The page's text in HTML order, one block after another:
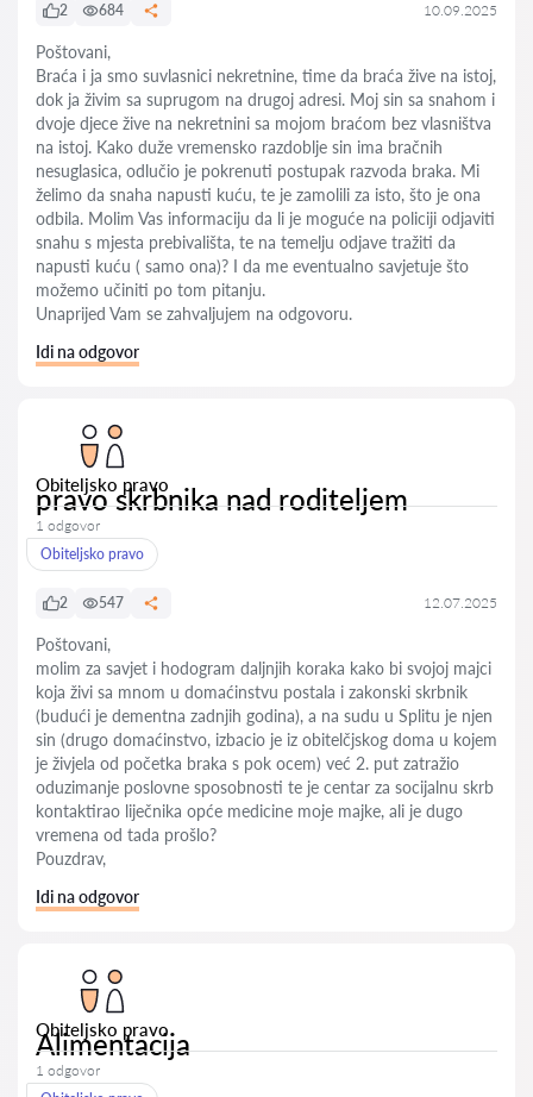
2 684 10.09.2025
Poštovani,
Braća i ja smo suvlasnici nekretnine, time da braća žive na istoj,
dok ja živim sa suprugom na drugoj adresi. Moj sin sa snahom i
dvoje djece žive na nekretnini sa mojom braćom bez vlasništva
na istoj. Kako duže vremensko razdoblje sin ima bračnih
nesuglasica, odlučio je pokrenuti postupak razvoda braka. Mi
želimo da snaha napusti kuću, te je zamolili za isto, što je ona
odbila. Molim Vas informaciju da li je moguće na policiji odjaviti
snahu s mjesta prebivališta, te na temelju odjave tražiti da
napusti kuću ( samo ona)? I da me eventualno savjetuje što
možemo učiniti po tom pitanju.
Unaprijed Vam se zahvaljujem na odgovoru.
Idi na odgovor
Obiteljsko pravo
pravo skrbnika nad roditeljem
1 odgovor
Obiteljsko pravo
2 547 12.07.2025
Poštovani,
molim za savjet i hodogram daljnjih koraka kako bi svojoj majci
koja živi sa mnom u domaćinstvu postala i zakonski skrbnik
(budući je dementna zadnjih godina), a na sudu u Splitu je njen
sin (drugo domaćinstvo, izbacio je iz obitelčjskog doma u kojem
je živjela od početka braka s pok ocem) već 2. put zatražio
oduzimanje poslovne sposobnosti te je centar za socijalnu skrb
kontaktirao liječnika opće medicine moje majke, ali je dugo
vremena od tada prošlo?
Pouzdrav,
Idi na odgovor
Obiteljsko pravo
Alimentacija
1 odgovor